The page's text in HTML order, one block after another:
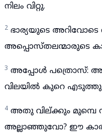
നിലം വിറ്റു.
2 ഭാര്യയുടെ
അപ്പൊസ്തലന്മാരുടെ
3 അപ്പോൾ പത്രൊസ്:
വിലയിൽ കുറെ
4 അതു വില്ക്കും മുമ്പെ
അല്ലാഞ്ഞുവോ? ഈ